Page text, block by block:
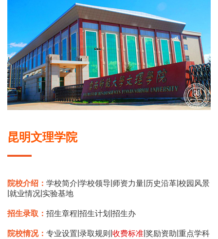
昆明文理学院
院校介绍： 学校简介 学校领导 师资力量 历史沿革 校园风景
就业情况 实验基地
招生录取： 招生章程 招生计划 招生办
院校情况： 专业设置 录取规则 收费标准 奖励资助 重点学科